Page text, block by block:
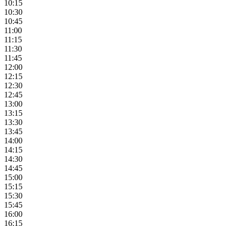
10:15
10:30
10:45
11:00
11:15
11:30
11:45
12:00
12:15
12:30
12:45
13:00
13:15
13:30
13:45
14:00
14:15
14:30
14:45
15:00
15:15
15:30
15:45
16:00
16:15